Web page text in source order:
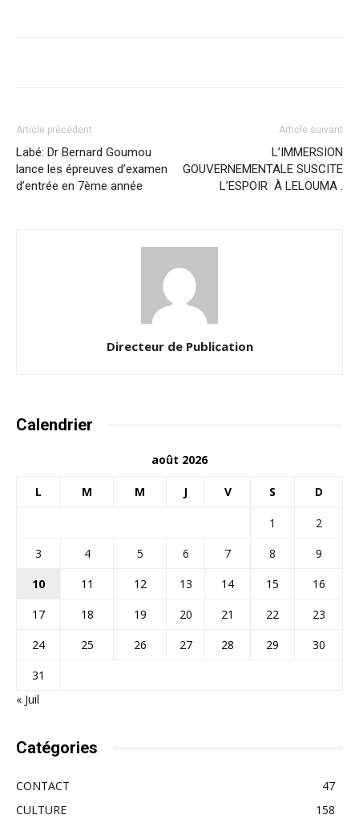
Article précédent
Labé: Dr Bernard Goumou
lance les épreuves d’examen
d’entrée en 7ème année
Article suivant
L’IMMERSION
GOUVERNEMENTALE SUSCITE
L’ESPOIR À LELOUMA .
Directeur de Publication
Calendrier
août 2026
L M M J V S D
1
2
3
4 5 6 7 8
9
10
11 12 13 14 15
16
17
18 19 20 21 22
23
24
25 26 27 28 29
30
31
« Juil
Catégories
CONTACT
47
CULTURE
158